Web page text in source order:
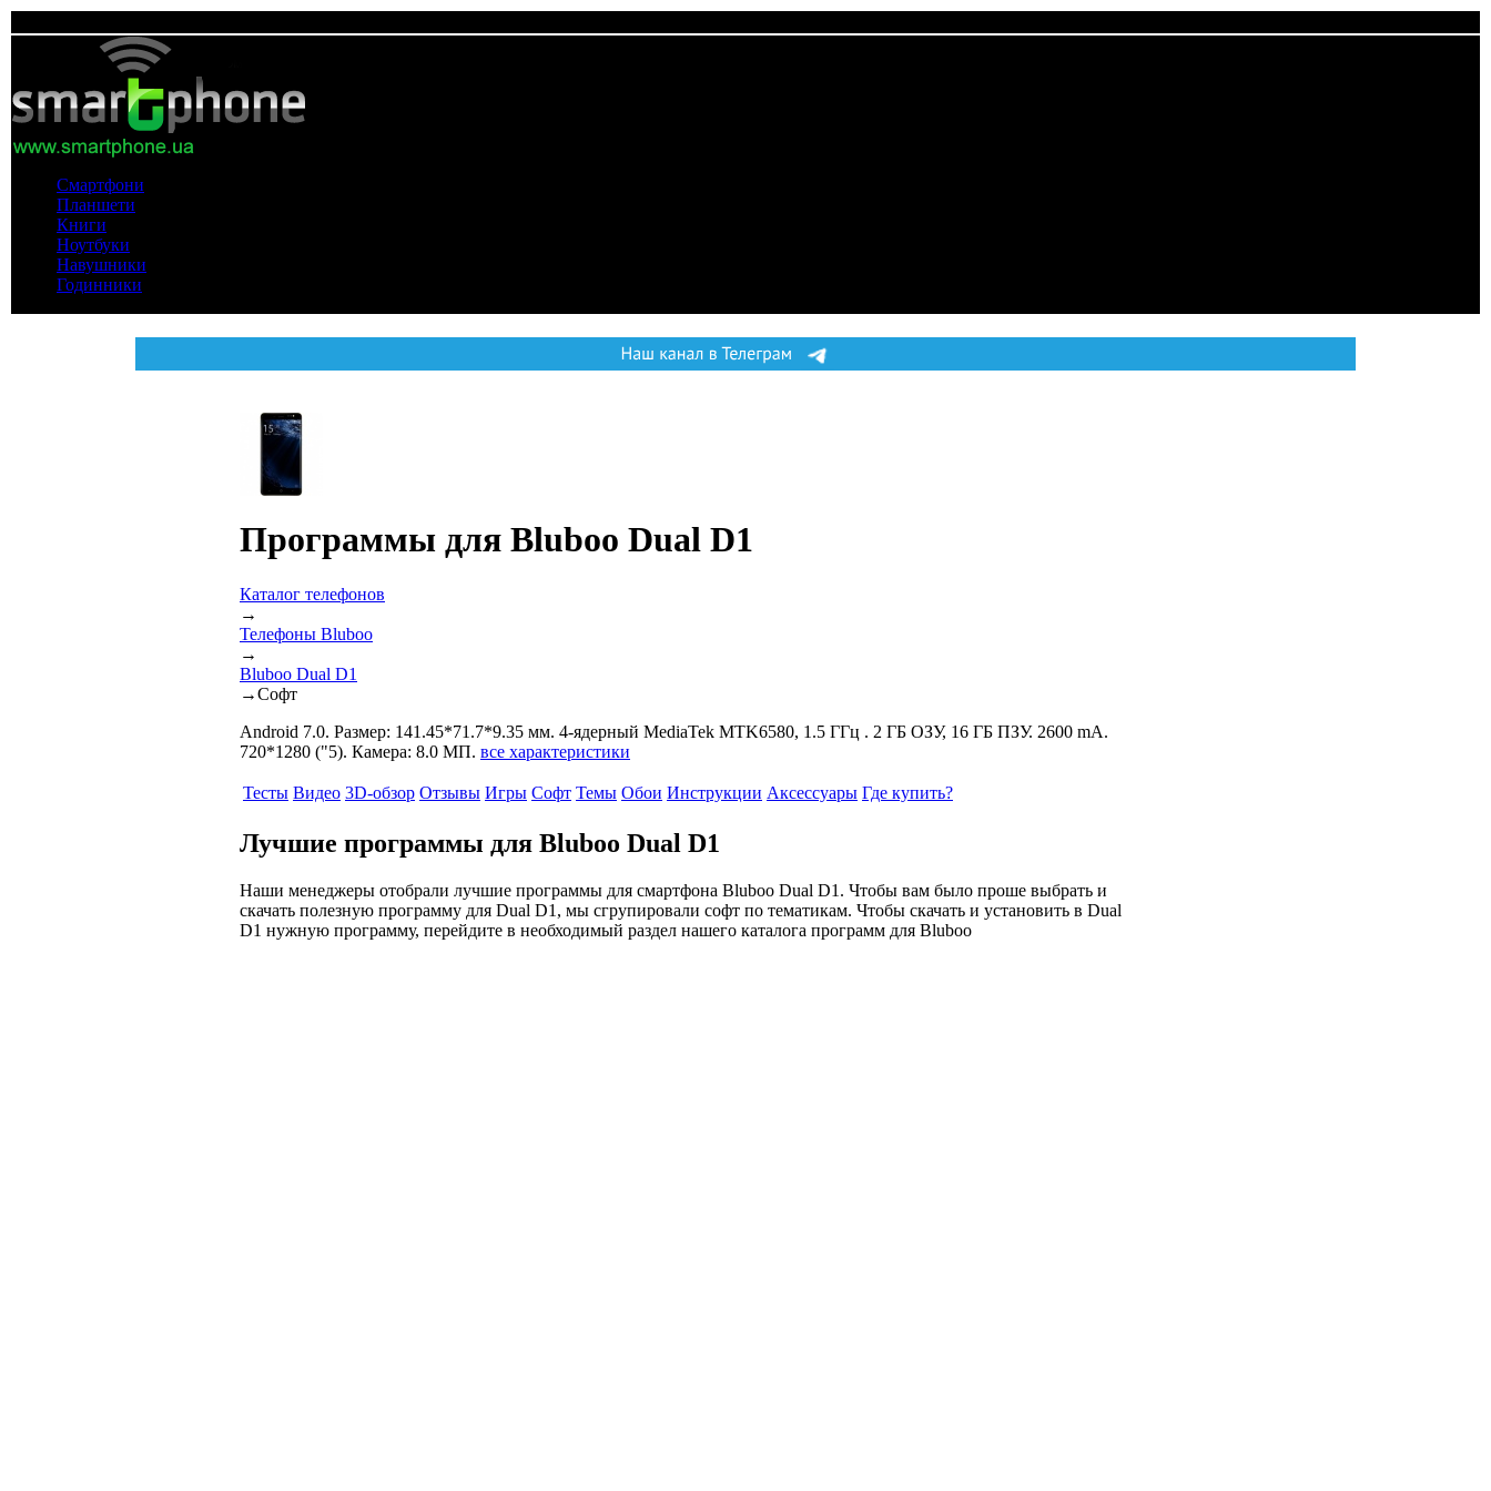
Смартфони
Планшети
Книги
Ноутбуки
Навушники
Годинники
Программы для Bluboo Dual D1
Каталог телефонов
→
Телефоны Bluboo
→
Bluboo Dual D1
→Софт
Android 7.0. Размер: 141.45*71.7*9.35 мм. 4-ядерный MediaTek MTK6580, 1.5 ГГц . 2 ГБ ОЗУ, 16 ГБ ПЗУ. 2600 mA.
720*1280 ("5). Камера: 8.0 МП. все характеристики
Тесты Видео 3D-обзор Отзывы Игры Софт Темы Обои Инструкции Аксессуары Где купить?
Лучшие программы для Bluboo Dual D1
Наши менеджеры отобрали лучшие программы для смартфона Bluboo Dual D1. Чтобы вам было проше выбрать и
скачать полезную программу для Dual D1, мы сгрупировали софт по тематикам. Чтобы скачать и установить в Dual
D1 нужную программу, перейдите в необходимый раздел нашего каталога программ для Bluboo